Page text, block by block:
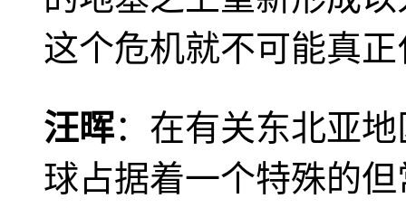
这个危机就不可能真
汪晖：在有关东北亚
球占据着一个特殊的